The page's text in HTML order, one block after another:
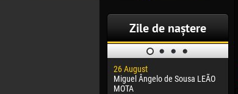
Zile de naștere
26 August
Miguel Ângelo de Sousa LEÃO
MOTA